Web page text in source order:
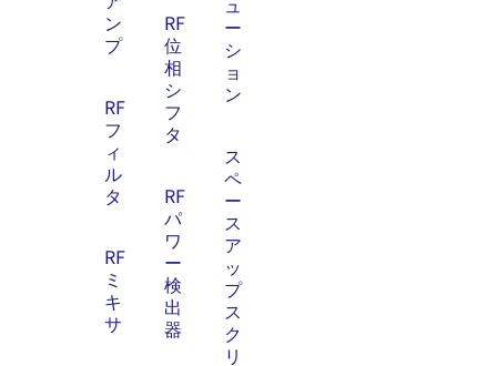
ン
プ
RF
フ
ィ
ル
タ
RF
ミ
キ
サ
RF
位
相
シ
フ
タ
RF
パ
ワ
ー
検
出
器
ー
シ
ョ
ン
ス
ペ
ー
ス
ア
ッ
プ
ス
ク
リ